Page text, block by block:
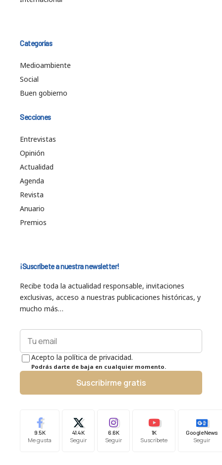
Categorías
Medioambiente
Social
Buen gobierno
Secciones
Entrevistas
Opinión
Actualidad
Agenda
Revista
Anuario
Premios
¡Suscríbete a nuestra newsletter!
Recibe toda la actualidad responsable, invitaciones
exclusivas, acceso a nuestras publicaciones históricas, y
mucho más…
Acepto la política de privacidad.
Podrás darte de baja en cualquier momento.
Suscribirme gratis
9.5K
Me gusta
41.4K
Seguir
6.6K
Seguir
1K
Suscríbete
Google News
Seguir